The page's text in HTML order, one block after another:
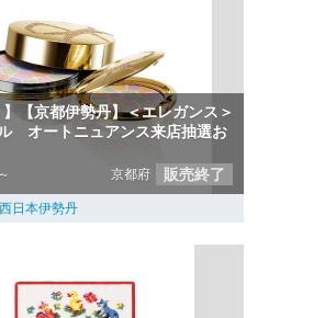
】【京都伊勢丹】＜エレガンス＞
オートニュアンス来店抽選お
京都府 販売終了
日本伊勢丹